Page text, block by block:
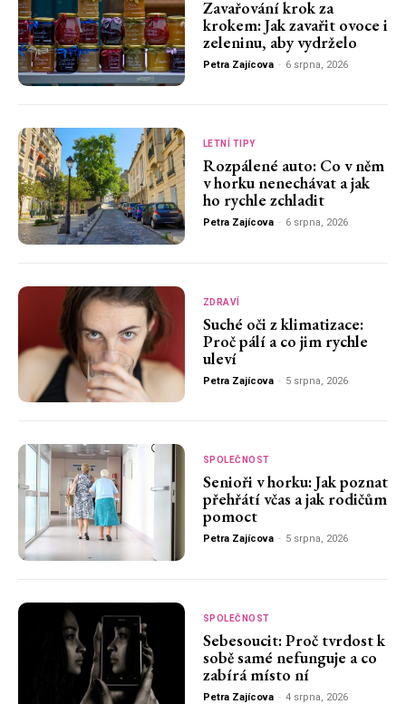
Zavařování krok za
krokem: Jak zavařit ovoce i
zeleninu, aby vydrželo
Petra Zajícova - 6 srpna, 2026
LETNÍ TIPY
Rozpálené auto: Co v něm
v horku nenechávat a jak
ho rychle zchladit
Petra Zajícova - 6 srpna, 2026
ZDRAVÍ
Suché oči z klimatizace:
Proč pálí a co jim rychle
uleví
Petra Zajícova - 5 srpna, 2026
SPOLEČNOST
Senioři v horku: Jak poznat
přehřátí včas a jak rodičům
pomoct
Petra Zajícova - 5 srpna, 2026
SPOLEČNOST
Sebesoucit: Proč tvrdost k
sobě samé nefunguje a co
zabírá místo ní
Petra Zajícova - 4 srpna, 2026